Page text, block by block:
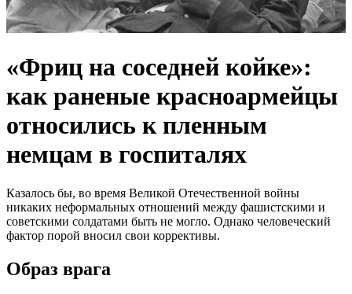
«Фриц на соседней койке»:
как раненые красноармейцы
относились к пленным
немцам в госпиталях
Казалось бы, во время Великой Отечественной войны
никаких неформальных отношений между фашистскими и
советскими солдатами быть не могло. Однако человеческий
фактор порой вносил свои коррективы.
Образ врага